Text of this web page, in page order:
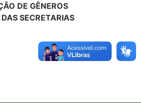
DE GÊNEROS
SECRETARIAS